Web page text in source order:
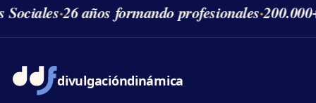
Sociales·26 años formando profesionales·
divulgacióndinámica